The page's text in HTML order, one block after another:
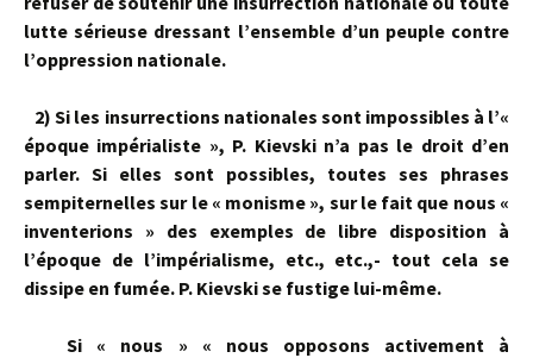
lutte sérieuse dressant l’ensemble d’un peuple contre
l’oppression nationale.
2) Si les insurrections nationales sont impossibles à l’«
époque impérialiste », P. Kievski n’a pas le droit d’en
parler. Si elles sont possibles, toutes ses phrases
sempiternelles sur le « monisme », sur le fait que nous «
invente­rions » des exemples de libre disposition à
l’époque de l’impérialisme, etc., etc.,- tout cela se
dissipe en fumée. P. Kievski se fustige lui-même.
Si « nous » « nous opposons activement à